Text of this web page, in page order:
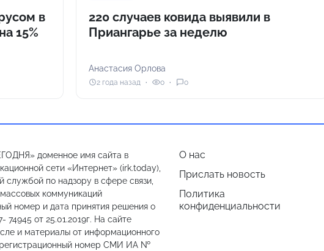
в
15%
220 случаев ковида выявили в
Приангарье за неделю
Анастасия Орлова
2 года назад 0 0
доменное имя сайта в
сети «Интернет» (irk.today),
службой по надзору в сфере связи,
коммуникаций
номер и дата принятия решения о
от 25.01.2019г. На сайте
и материалы от информационного
(регистрационный номер СМИ ИА №
О нас
Прислать новость
Политика
конфиденциальности